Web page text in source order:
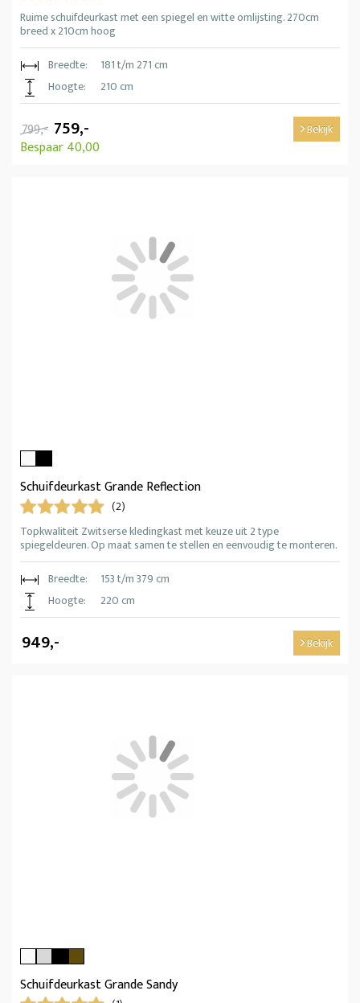
Ruime schuifdeurkast met een spiegel en witte omlijsting. 270cm
breed x 210cm hoog
Breedte:
181 t/m 271 cm
Hoogte:
210 cm
799,- 759,-
Bespaar 40,00
Bekijk
Schuifdeurkast Grande Reflection
(2)
Topkwaliteit Zwitserse kledingkast met keuze uit 2 type
spiegeldeuren. Op maat samen te stellen en eenvoudig te monteren.
Breedte:
153 t/m 379 cm
Hoogte:
220 cm
949,- Bekijk
Schuifdeurkast Grande Sandy